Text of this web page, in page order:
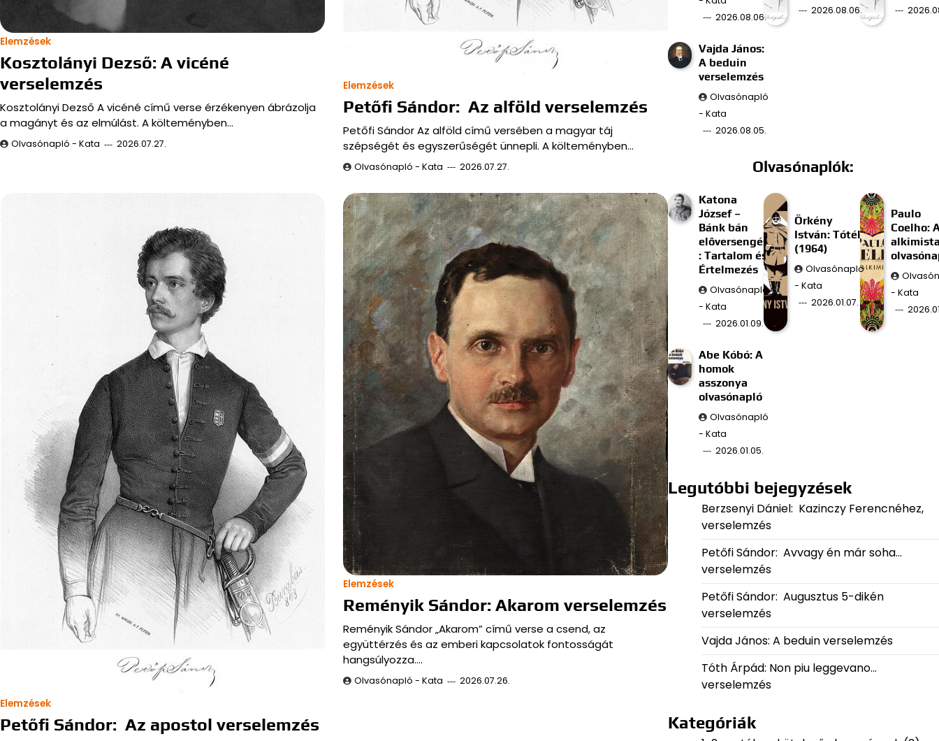
Elemzések
Kosztolányi Dezső: A vicéné
verselemzés
Kosztolányi Dezső A vicéné című verse érzékenyen ábrázolja
a magányt és az elmúlást. A költeményben…
Olvasónapló - Kata 2026.07.27.
Elemzések
Petőfi Sándor: Az alföld verselemzés
Petőfi Sándor Az alföld című versében a magyar táj
szépségét és egyszerűségét ünnepli. A költeményben…
Olvasónapló - Kata 2026.07.27.
Elemzések
Petőfi Sándor: Az apostol verselemzés
Elemzések
Reményik Sándor: Akarom verselemzés
Reményik Sándor „Akarom” című verse a csend, az
együttérzés és az emberi kapcsolatok fontosságát
hangsúlyozza.…
Olvasónapló - Kata 2026.07.26.
2026.08.06.
2026.08.06.
Vajda János:
A beduin
verselemzés
Olvasónapló
- Kata
2026.08.05.
Olvasónaplók:
Katona
József –
Bánk bán
előversengés
: Tartalom és
Értelmezés
Olvasónapló
- Kata
2026.01.09.
Örkény
István: Tóték
(1964)
Olvasónapló
- Kata
2026.01.07.
Paulo
Coelho:
- Kata
Abe Kóbó: A
homok
asszonya
olvasónapló
Olvasónapló
- Kata
2026.01.05.
Legutóbbi bejegyzések
Berzsenyi Dániel: Kazinczy Ferencnéhez,
verselemzés
Petőfi Sándor: Avvagy én már soha…
verselemzés
Petőfi Sándor: Augusztus 5-dikén
verselemzés
Vajda János: A beduin verselemzés
Tóth Árpád: Non piu leggevano…
verselemzés
Kategóriák